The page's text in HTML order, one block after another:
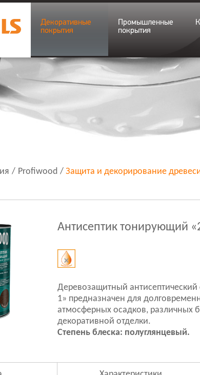
Декоративные
покрытия
Промышленные
покрытия
/ Profiwood / Защита и декорирование
Антисептик тонирующий
Деревозащитный антисептический
1» предназначен для
атмосферных осадков, различных
декоративной отделки.
Степень блеска: полуглянцевый.